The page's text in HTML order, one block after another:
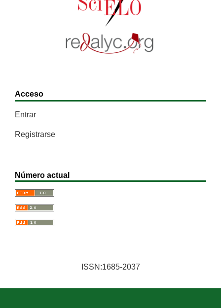
Acceso
Entrar
Registrarse
Número actual
ISSN:1685-2037